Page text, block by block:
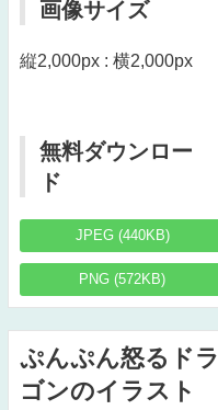
画像サイズ
縦2,000px : 横2,000px
無料ダウンロー
ド
JPEG (440KB)
PNG (572KB)
ぷんぷん怒るドラ
ゴンのイラスト